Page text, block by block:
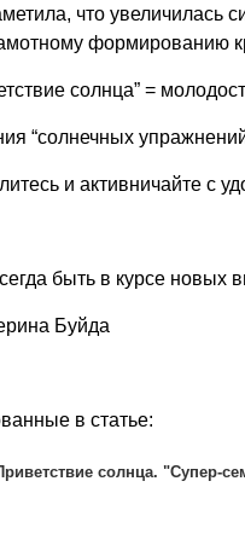
что увеличилась
формированию
солнца” =
“солнечных
и активничайте с
быть в курсе новых
Буйда
в статье:
солнца. "Супер-